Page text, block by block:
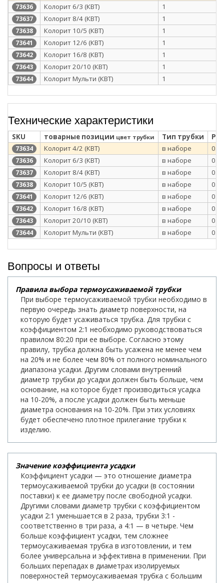
73636 Колорит 6/3 (КВТ) 1
73637 Колорит 8/4 (КВТ) 1
73638 Колорит 10/5 (КВТ) 1
73641 Колорит 12/6 (КВТ) 1
73642 Колорит 16/8 (КВТ) 1
73643 Колорит 20/10 (КВТ) 1
73644 Колорит Мульти (КВТ) 1
Технические характеристики
SKU товарные позиции цвет трубки Тип трубки
73634 Колорит 4/2 (КВТ) в наборе
73636 Колорит 6/3 (КВТ) в наборе
73637 Колорит 8/4 (КВТ) в наборе
73638 Колорит 10/5 (КВТ) в наборе
73641 Колорит 12/6 (КВТ) в наборе
73642 Колорит 16/8 (КВТ) в наборе
73643 Колорит 20/10 (КВТ) в наборе
73644 Колорит Мульти (КВТ) в наборе
Вопросы и ответы
Правила выбора термоусаживаемой трубки
При выборе термоусаживаемой трубки необходимо в
первую очередь знать диаметр поверхности, на
которую будет усаживаться трубка. Для трубки с
коэффициентом 2:1 необходимо руководствоваться
правилом 80:20 при ее выборе. Согласно этому
правилу, трубка должна быть усажена не менее чем
на 20% и не более чем 80% от полного номинального
диапазона усадки. Другим словами внутренний
диаметр трубки до усадки должен быть больше, чем
основание, на которое будет производиться усадка
на 10-20%, а после усадки должен быть меньше
диаметра основания на 10-20%. При этих условиях
будет обеспечено плотное прилегание трубки к
изделию.
Значение коэффициента усадки
Коэффициент усадки — это отношение диаметра
термоусаживаемой трубки до усадки (в состоянии
поставки) к ее диаметру после свободной усадки.
Другими словами диаметр трубки с коэффициентом
усадки 2:1 уменьшается в 2 раза, трубки 3:1 -
соответственно в три раза, а 4:1 — в четыре. Чем
больше коэффициент усадки, тем сложнее
термоусаживаемая трубка в изготовлении, и тем
более универсальна и эффективна в применении. При
больших перепадах в диаметрах изолируемых
поверхностей термоусаживаемая трубка с большим